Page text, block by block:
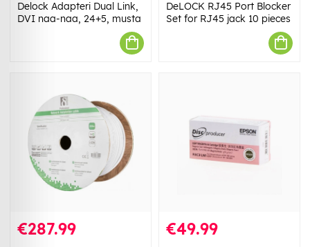
Delock Adapteri Dual Link,
DVI naa-naa, 24+5, musta
DeLOCK RJ45 Port Blocker
Set for RJ45 jack 10 pieces
€287.99 €49.99